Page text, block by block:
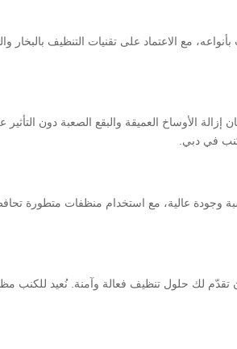
مع الاعتماد على تقنيات التنظيف بالبخار
الأوساخ العميقة والبقع الصعبة دون التأثير
في دبي.
وجودة عالية، مع استخدام منظفات متطورة
لك حلول تنظيف فعالة وآمنة. نُعيد للكنب